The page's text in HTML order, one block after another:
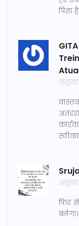
पिता
फिर
बनेगा।